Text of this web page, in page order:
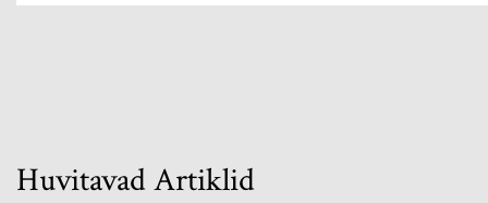
Huvitavad Artiklid